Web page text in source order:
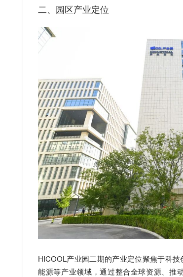
二、园区产业定位
HICOOL产业园二期的产业定位聚焦于科
能源等产业领域，通过整合全球资源、推